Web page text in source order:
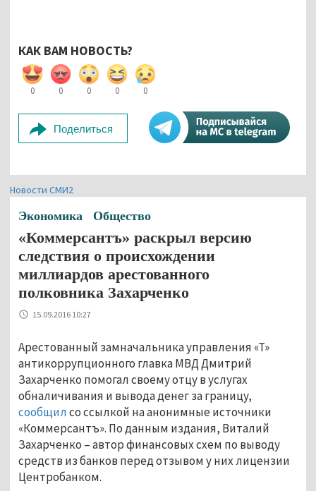
КАК ВАМ НОВОСТЬ?
0 0 0 0 0
Поделиться
Новости СМИ2
Экономика Общество
«Коммерсантъ» раскрыл версию
следствия о происхождении
миллиардов арестованного
полковника Захарченко
15.09.2016 10:27
Арестованный замначальника управления «Т»
антикоррупционного главка МВД Дмитрий
Захарченко помогал своему отцу в услугах
обналичивания и вывода денег за границу,
сообщилсо ссылкой на анонимные источники
«Коммерсантъ». По данным издания, Виталий
Захарченко – автор финансовых схем по выводу
средств из банков перед отзывом у них лицензии
Центробанком.